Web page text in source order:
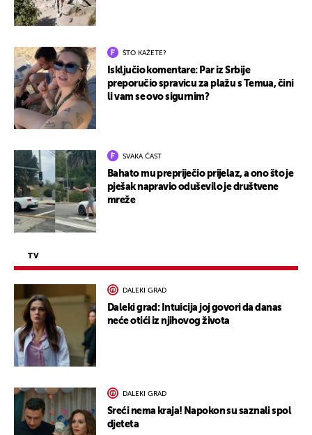
ŠTO KAŽETE?
Isključio komentare: Par iz Srbije
preporučio spravicu za plažu s Temua, čini
li vam se ovo sigurnim?
SVAKA ČAST
Bahato mu prepriječio prijelaz, a ono što je
pješak napravio oduševilo je društvene
mreže
TV
DALEKI GRAD
Daleki grad: Intuicija joj govori da danas
neće otići iz njihovog života
DALEKI GRAD
Sreći nema kraja! Napokon su saznali spol
djeteta